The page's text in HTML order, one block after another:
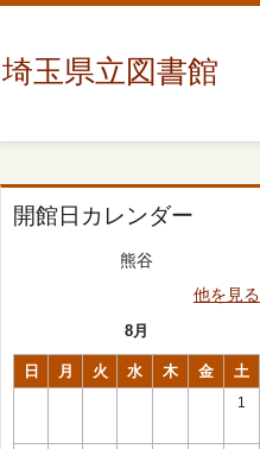
埼玉県立図書館
開館日カレンダー
熊谷
他を見る
8月
日 月 火 水 木 金 土
1